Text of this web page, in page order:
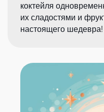
коктейля
их сладостями и
настоящего шедевра!